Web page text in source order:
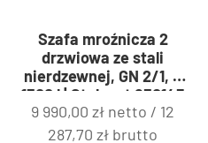
Szafa mroźnicza 2
drzwiowa ze stali
nierdzewnej, GN 2/1, V
1300 l | Stalgast 830145
9 990,00zł netto / 12
287,70zł brutto